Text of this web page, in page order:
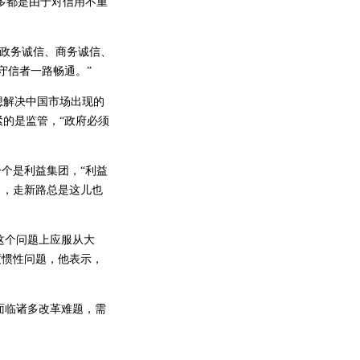
务诚信、商务诚信、
信者一路畅通。”
决中国市场出现的
是监管，“政府必须
是利益集团，“利益
走新路总是这儿也
个问题上应服从大
性问题，他表示，
临诸多改革难题，需